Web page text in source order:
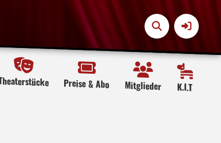
Preise & Abo Mitglieder K.I.T